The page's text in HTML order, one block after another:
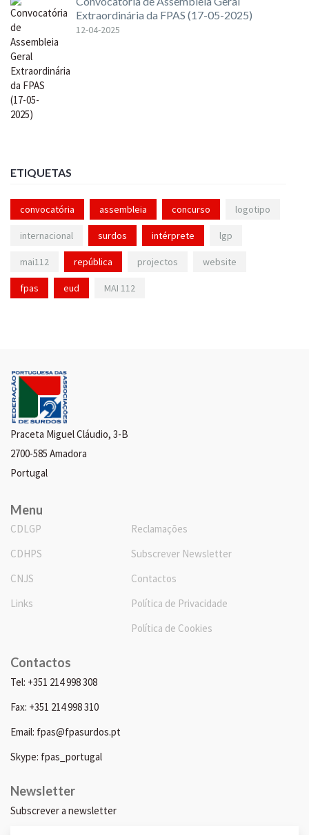
Extraordinária da FPAS (17-05-2025)
12-04-2025
ETIQUETAS
convocatória assembleia concurso logotipo
internacional surdos intérprete lgp
mai112 república projectos website
fpas eud MAI 112
Praceta Miguel Cláudio, 3-B
2700-585 Amadora
Portugal
Menu
CDLGP
CDHPS
CNJS
Links
Reclamações
Subscrever Newsletter
Contactos
Política de Privacidade
Política de Cookies
Contactos
Tel: +351 214 998 308
Fax: +351 214 998 310
Email: fpas@fpasurdos.pt
Skype: fpas_portugal
Newsletter
Subscrever a newsletter